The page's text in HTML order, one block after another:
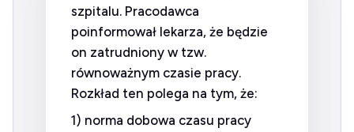
szpitalu. Pracodawca
poinformował lekarza, że będzie
on zatrudniony w tzw.
równoważnym czasie pracy.
Rozkład ten polega na tym, że:
1) norma dobowa czasu pracy